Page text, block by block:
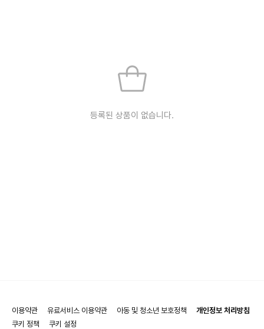
등록된 상품이 없습니다.
이용약관 유료서비스 이용약관 아동 및 청소년 보호정책
개인정보 처리방침
쿠키 정책
쿠키 설정